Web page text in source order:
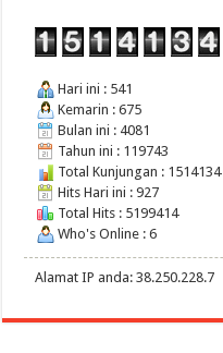
Hari ini : 541
Kemarin : 675
Bulan ini : 4081
Tahun ini : 119743
Total Kunjungan : 1514134
Hits Hari ini : 927
Total Hits : 5199414
Who's Online : 6
Alamat IP anda: 38.250.228.7